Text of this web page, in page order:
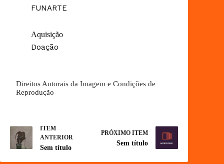
FUNARTE
Aquisição
Doação
Direitos Autorais da Imagem e Condições de
Reprodução
ITEM
ANTERIOR
Sem título
PRÓXIMO ITEM
Sem título